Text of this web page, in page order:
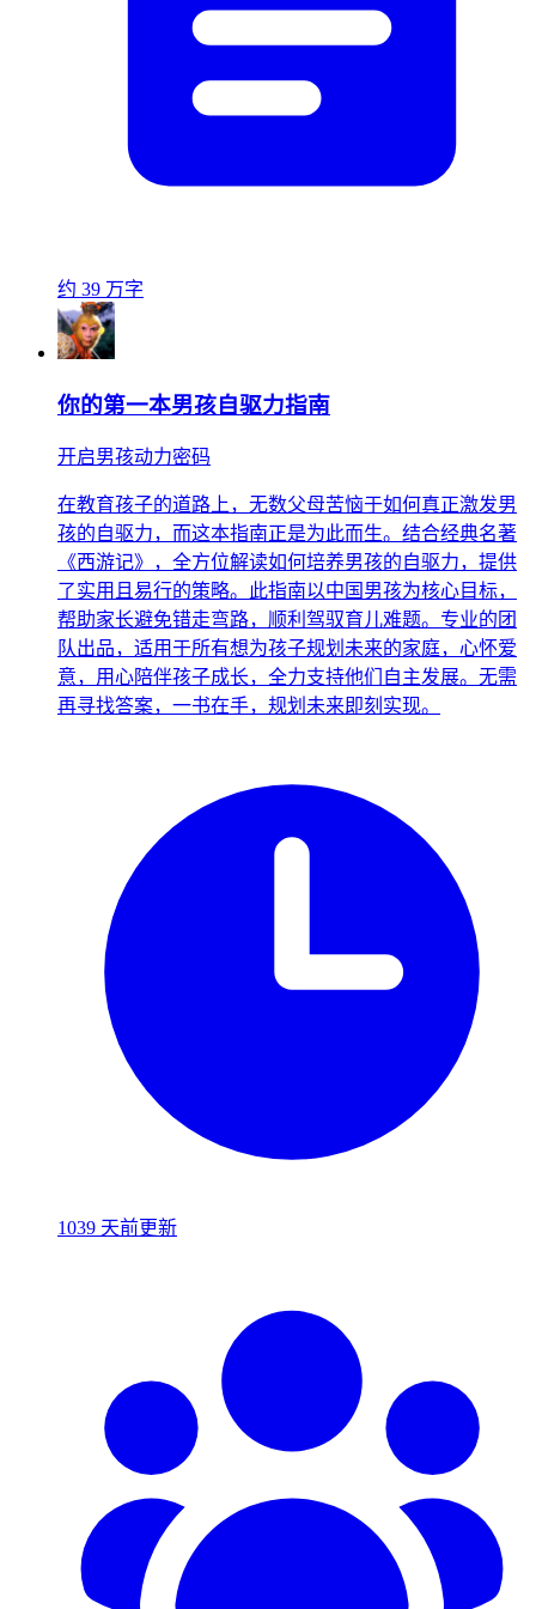
约 39 万字
你的第一本男孩自驱力指南
开启男孩动力密码
在教育孩子的道路上，无数父母苦恼于如何真正激发男
孩的自驱力，而这本指南正是为此而生。结合经典名著
《西游记》，全方位解读如何培养男孩的自驱力，提供
了实用且易行的策略。此指南以中国男孩为核心目标，
帮助家长避免错走弯路，顺利驾驭育儿难题。专业的团
队出品，适用于所有想为孩子规划未来的家庭，心怀爱
意，用心陪伴孩子成长，全力支持他们自主发展。无需
再寻找答案，一书在手，规划未来即刻实现。
1039 天前更新